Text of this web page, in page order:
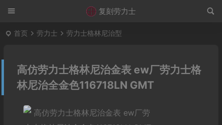
复刻劳力士
首页 劳力士 劳力士格林尼治型
高仿劳力士格林尼治金表 ew厂劳力士格
林尼治全金色116718LN GMT